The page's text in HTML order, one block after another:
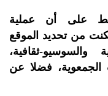
على أن عملية
من تحديد الموقع
والسوسيو-ثقافية،
الجمعوية، فضلا عن